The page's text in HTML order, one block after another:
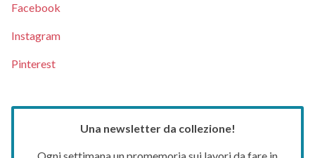
Facebook
Instagram
Pinterest
Una newsletter da collezione!